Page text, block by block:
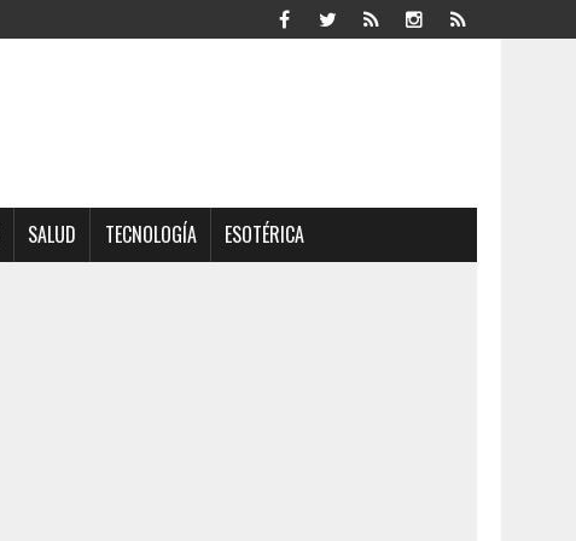
SALUD TECNOLOGÍA ESOTÉRICA